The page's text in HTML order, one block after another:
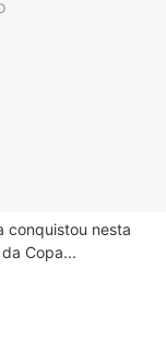
conquistou nesta
Copa...